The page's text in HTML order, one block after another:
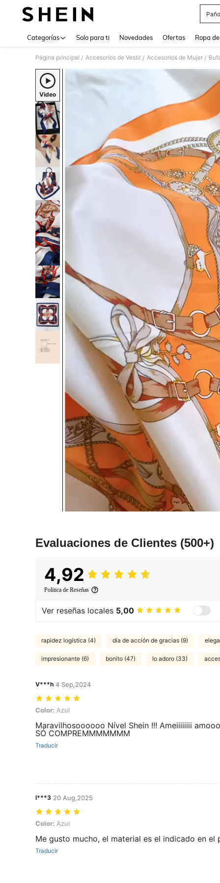
Categorías Solo para ti Novedades Ofertas Ropa
Página principal / Accesorios de Vestir / Accesorios de Mujer /
Video
Evaluaciones de Clientes (500+)
4,92
Política de Reseñas
Ver reseñas locales 5,00
rapidez logística (4) día de acción de gracias (9)
impresionante (6) bonito (47) lo adoro (33)
V***h 4 Sep,2024
Color: Azul
Color: Azul
Maravilhosoooooo Nível Shein !!! Ameiiiiiiii
SÓ COMPREMMMMMMM
Traducir
l***3 20 Aug,2025
Color: Azul
Color: Azul
Me gusto mucho, el material es el indicado en el
Traducir